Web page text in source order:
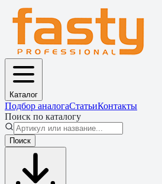
Каталог
Подбор аналогаСтатьиКонтакты
Поиск по каталогу
Поиск